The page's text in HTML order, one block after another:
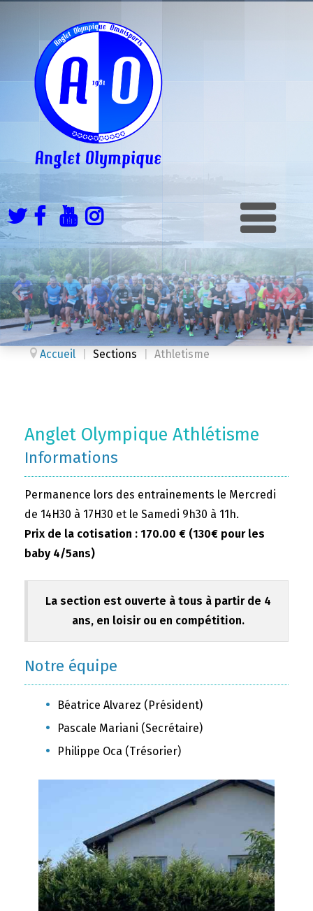
Accueil Sections Athletisme
Anglet Olympique Athlétisme
Informations
Permanence lors des entrainements le Mercredi
de 14H30 à 17H30 et le Samedi 9h30 à 11h.
Prix de la cotisation : 170.00 € (130€ pour les
baby 4/5ans)
La section est ouverte à tous à partir de 4
ans, en loisir ou en compétition.
Notre équipe
Béatrice Alvarez (Président)
Pascale Mariani (Secrétaire)
Philippe Oca (Trésorier)